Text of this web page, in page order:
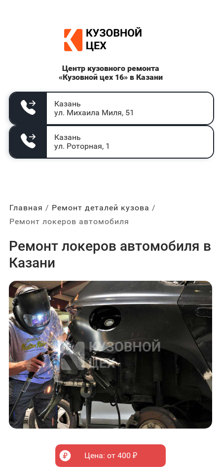
Центр кузовного ремонта
«Кузовной цех 16» в Казани
Казань
ул. Михаила Миля, 51
Казань
ул. Роторная, 1
Главная
Ремонт деталей кузова
Ремонт лoĸepoв автомобиля
Ремонт лoĸepoв автомобиля в
Казани
Цена: от 400 ₽